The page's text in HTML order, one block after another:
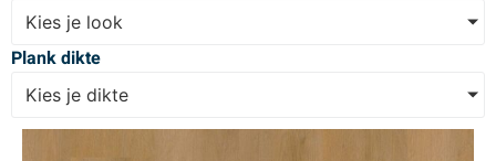
Kies je look
Plank dikte
Kies je dikte